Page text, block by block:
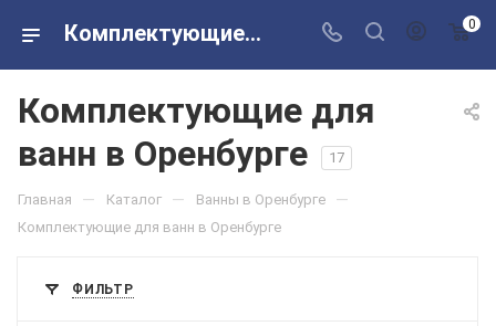
Комплектующие для ванн в магазинах Сантехторг 0
Комплектующие для
ванн в Оренбурге
17
Главная — Каталог — Ванны в Оренбурге —
Комплектующие для ванн в Оренбурге
ФИЛЬТР